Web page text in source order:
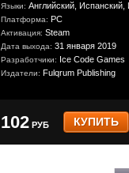
Языки: Английский, Испанский,
Платформа: PC
Активация: Steam
Дата выхода: 31 января 2019
Разработчики: Ice Code Games
Издатели: Fulqrum Publishing
102 РУБ КУПИТЬ